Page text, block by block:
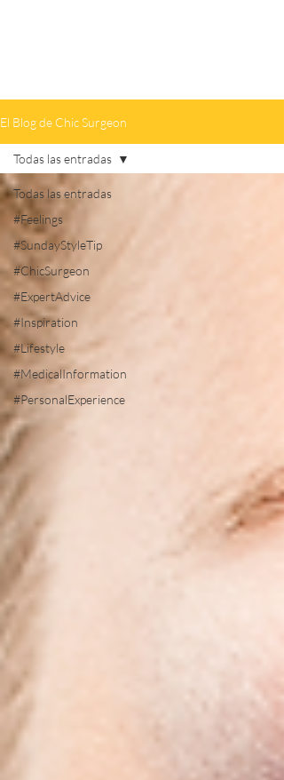
El Blog de Chic Surgeon
Todas las entradas
#Feelings
#SundayStyleTip
#ChicSurgeon
#ExpertAdvice
#Inspiration
#Lifestyle
#MedicalInformation
#PersonalExperience
Todas las entradas